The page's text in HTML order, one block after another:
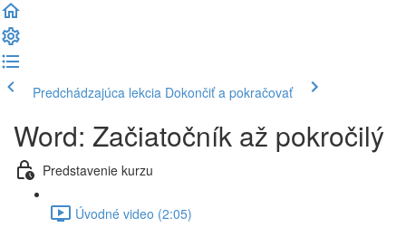
Predchádzajúca lekcia Dokončiť a pokračovať
Word: Začiatočník až pokročilý
Predstavenie kurzu
Úvodné video (2:05)